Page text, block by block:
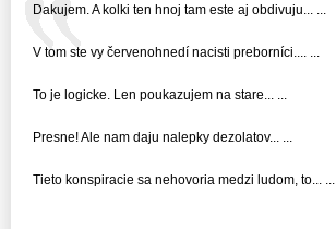
Dakujem. A kolki ten hnoj tam este aj obdivuju... ...
V tom ste vy červenohnedí nacisti preborníci.... ...
To je logicke. Len poukazujem na stare... ...
Presne! Ale nam daju nalepky dezolatov... ...
Tieto konspiracie sa nehovoria medzi ludom, to... ...